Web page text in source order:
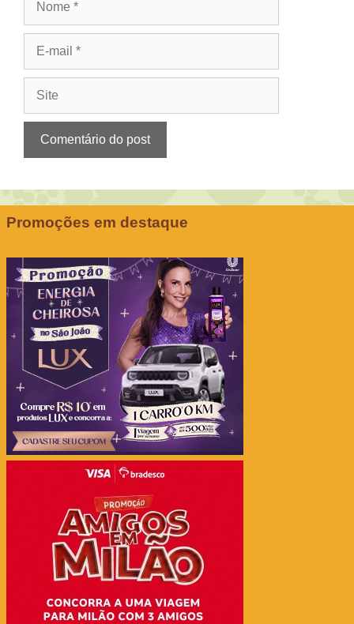
Promoções em destaque